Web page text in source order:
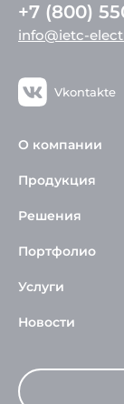
+7 (800)
info@ietc-
Vkontakte
О компании
Продукция
Решения
Портфолио
Услуги
Новости